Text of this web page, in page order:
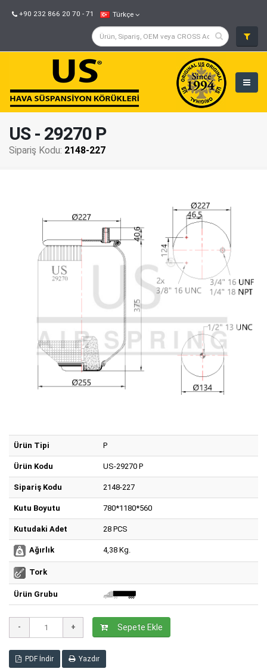
+90 232 866 20 70 - 71 Türkçe
US - 29270 P
Sipariş Kodu: 2148-227
Ürün Tipi P
Ürün Kodu US-29270 P
Sipariş Kodu 2148-227
Kutu Boyutu 780*1180*560
Kutudaki Adet 28 PCS
Ağırlık 4,38 Kg.
Tork
Ürün Grubu
Sepete Ekle
PDF İndir Yazdır